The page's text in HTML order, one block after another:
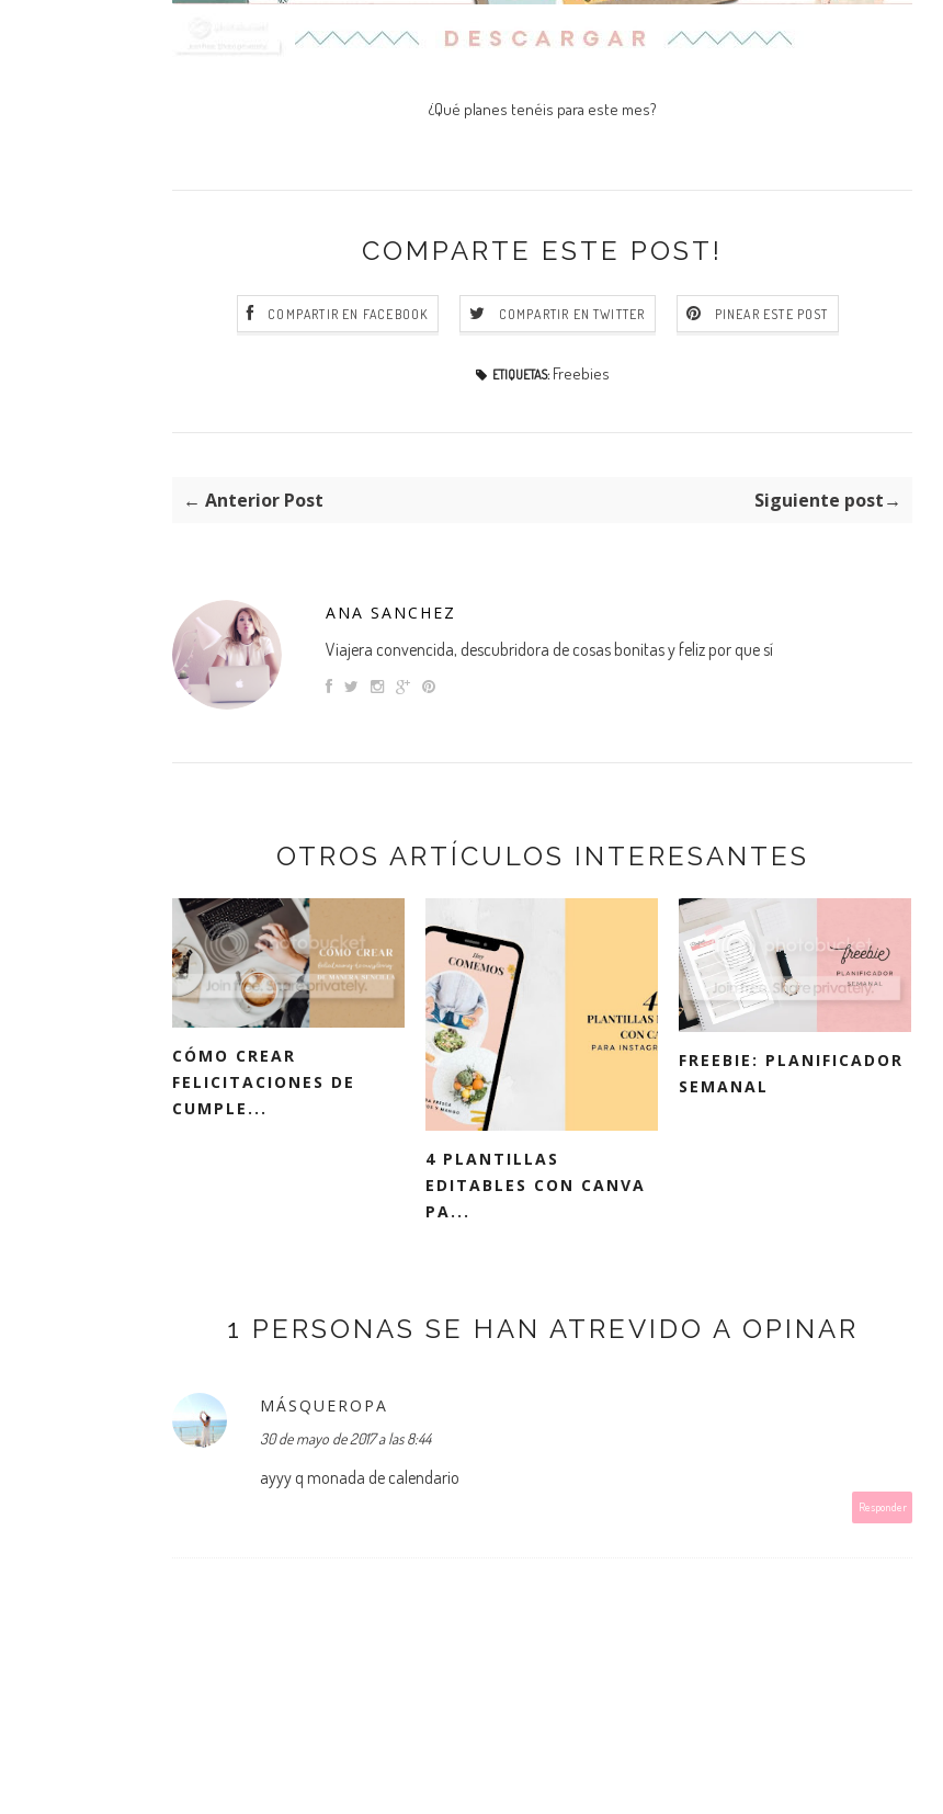
¿Qué planes tenéis para este mes?
COMPARTE ESTE POST!
COMPARTIR EN FACEBOOK COMPARTIR EN TWITTER PINEAR ESTE POST
ETIQUETAS: Freebies
← Anterior Post Siguiente post→
ANA SANCHEZ
Viajera convencida, descubridora de cosas bonitas y feliz por que sí
OTROS ARTÍCULOS INTERESANTES
CÓMO CREAR
FELICITACIONES DE
CUMPLE...
4 PLANTILLAS
EDITABLES CON CANVA
PA...
FREEBIE: PLANIFICADOR
SEMANAL
1 PERSONAS SE HAN ATREVIDO A OPINAR
MÁSQUEROPA
30 de mayo de 2017 a las 8:44
ayyy q monada de calendario
Responder